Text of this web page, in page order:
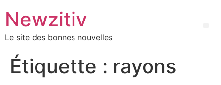
Newzitiv
Le site des bonnes nouvelles
Étiquette : rayons